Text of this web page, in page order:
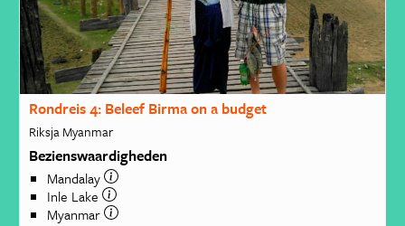
Rondreis 4: Beleef Birma on a budget
Riksja Myanmar
Bezienswaardigheden
Mandalay
Inle Lake
Myanmar